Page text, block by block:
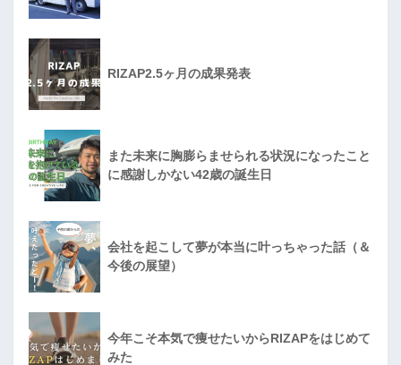
RIZAP2.5ヶ月の成果発表
また未来に胸膨らませられる状況になったこと
に感謝しかない42歳の誕生日
会社を起こして夢が本当に叶っちゃった話（＆
今後の展望）
今年こそ本気で痩せたいからRIZAPをはじめて
みた